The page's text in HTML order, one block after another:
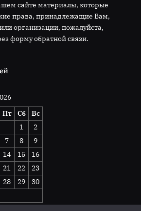
сайте материалы, которые
права, принадлежащие Вам,
организации, пожалуйста,
форму обратной связи.
Пт Сб
Вс
1
2
7 8
9
14 15
16
21 22
23
28 29
30